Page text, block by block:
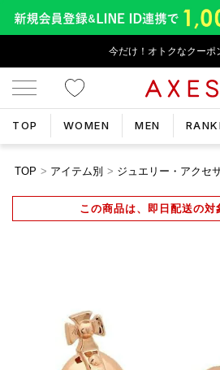
今だけ！オトクなクーポ
TOP WOMEN MEN
TOP アイテム別 ジュエリー・アクセ
この商品は、即日配送の対